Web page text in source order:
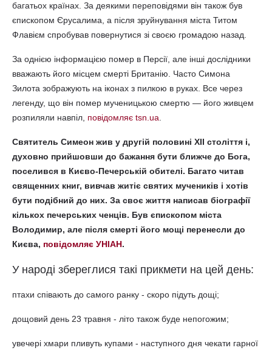
багатьох країнах. За деякими переповідями він також був
єпископом Єрусалима, а після зруйнування міста Титом
Флавієм спробував повернутися зі своєю громадою назад.
За однією інформацією помер в Персії, але інші дослідники
вважають його місцем смерті Британію. Часто Симона
Зилота зображують на іконах з пилкою в руках. Все через
легенду, що він помер мученицькою смертю — його живцем
розпиляли навпіл, повідомляє tsn.ua.
Святитель Симеон жив у другій половині XII століття і,
духовно прийшовши до бажання бути ближче до Бога,
поселився в Києво-Печерській обителі. Багато читав
священних книг, вивчав житіє святих мучеників і хотів
бути подібний до них. За своє життя написав біографії
кількох печерських ченців. Був єпископом міста
Володимир, але після смерті його мощі перенесли до
Києва, повідомляє УНІАН.
У народі збереглися такі прикмети на цей день:
птахи співають до самого ранку - скоро підуть дощі;
дощовий день 23 травня - літо також буде непогожим;
увечері хмари пливуть купами - наступного дня чекати гарної